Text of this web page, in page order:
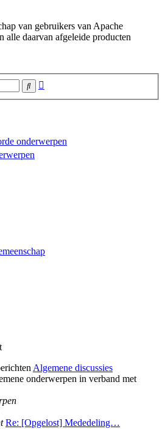
van gebruikers van Apache
daarvan afgeleide producten
Zoek
onderwerpen
Algemene discussies
onderwerpen in verband met
Re: [Opgelost] Mededeling…